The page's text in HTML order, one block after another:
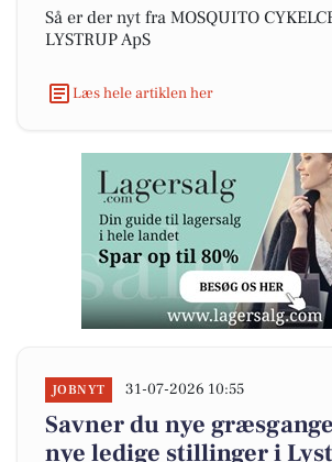
Så er der nyt fra MOSQUITO
LYSTRUP ApS
Læs hele artiklen her
JOBNYT 31-07-2026 10:55
Savner du nye
nye ledige stillinger i